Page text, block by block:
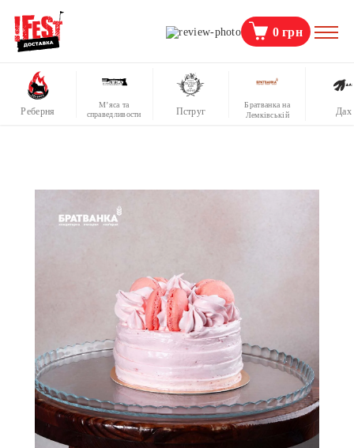
0грн
Реберня
М’яса та
справедливости
Пструг
Братванка на
Лемківській
Дах